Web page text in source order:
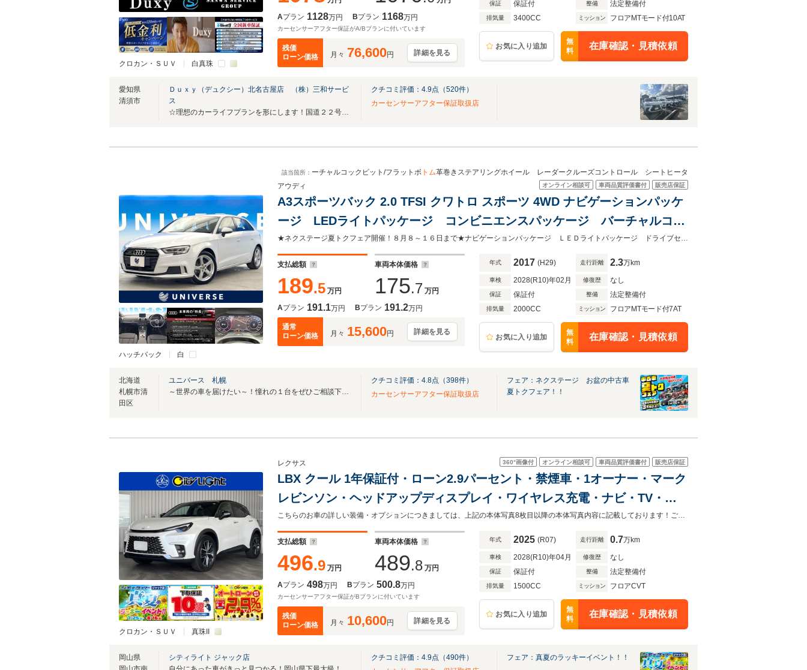
クロカン・ＳＵＶ 白真珠
Aプラン 1128万円 Bプラン 1168万円
カーセンサーアフター保証がA/Bプランに付いています
残価
ローン価格
月々 76,600円 詳細を見る
保証 保証付 整備 法定整備付
排気量 3400CC ミッション フロアMTモード付10AT
お気に入り追加
無
料
在庫確認・見積依頼
愛知県
清須市
Ｄｕｘｙ（デュクシー）北名古屋店 （株）三和サービ
ス
☆理想のカーライフプランを形にします！国道２２号線沿い！MOZO近く♪♪
クチコミ評価： 4.9点（520件）
カーセンサーアフター保証取扱店
該当箇所： ーチャルコックピット/フラットボ トム革巻きステアリングホイール レーダークルーズコントロール シートヒータ
ハッチバック 白
オンライン相談可 車両品質評価書付 販売店保証
アウディ
A3スポーツバック 2.0 TFSI クワトロ スポーツ 4WD ナビゲーションパッケ
ージ LEDライトパッケージ コンビニエンスパッケージ バーチャルコッ
クピット/フラットボトム革巻きステアリングホイール レーダークルーズ
コントロール シートヒーター
★ネクステージ夏トクフェア開催！８月８～１６日まで★ナビゲーションパッケージ ＬＥＤライトパッケージ ドライブセレクト パドルシフト
支払総額
189.5 万円
車両本体価格
175.7 万円
Aプラン 191.1万円 Bプラン 191.2万円
通常
ローン価格
月々 15,600円 詳細を見る
年式 2017 (H29) 走行距離 2.3万km
車検 2028(R10)年02月 修復歴 なし
保証 保証付 整備 法定整備付
排気量 2000CC ミッション フロアMTモード付7AT
お気に入り追加
無
料
在庫確認・見積依頼
北海道
札幌市清
田区
ユニバース 札幌
～世界の車を届けたい～！憧れの１台をぜひご相談下さい！
クチコミ評価： 4.8点（398件）
カーセンサーアフター保証取扱店
フェア：ネクステージ お盆の中古車
夏トクフェア！！
クロカン・ＳＵＶ 真珠II
360°画像付 オンライン相談可 車両品質評価書付 販売店保証
レクサス
LBX クール 1年保証付・ローン2.9パーセント・禁煙車・1オーナー・マーク
レビンソン・ヘッドアップディスプレイ・ワイヤレス充電・ナビ・TV・
Bluetooth・パノラミックビューモニター・レクサスセーフティ・クルーズ
コントロール
こちらのお車の詳しい装備・オプションにつきましては、上記の本体写真8枚目以降の本体写真内容に記載しております！ご不明な点などございましたら、何なりとお申し付けくださいませ！
支払総額
496.9 万円
車両本体価格
489.8 万円
Aプラン 498万円 Bプラン 500.8万円
カーセンサーアフター保証がBプランに付いています
残価
ローン価格
月々 10,600円 詳細を見る
年式 2025 (R07) 走行距離 0.7万km
車検 2028(R10)年04月 修復歴 なし
保証 保証付 整備 法定整備付
排気量 1500CC ミッション フロアCVT
お気に入り追加
無
料
在庫確認・見積依頼
岡山県
シティライト ジャック店
クチコミ評価： 4.9点（490件）
フェア：真夏のラッキーイベント！！